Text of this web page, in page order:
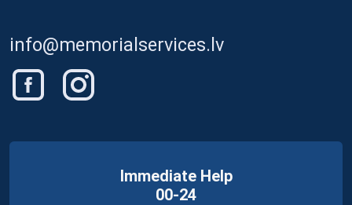
info@memorialservices.lv
Immediate Help
00-24